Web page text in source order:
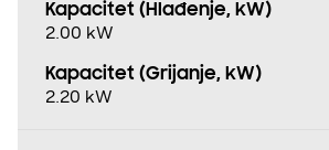
Kapacitet (Hlađenje, kW)
2.00 kW
Kapacitet (Grijanje, kW)
2.20 kW